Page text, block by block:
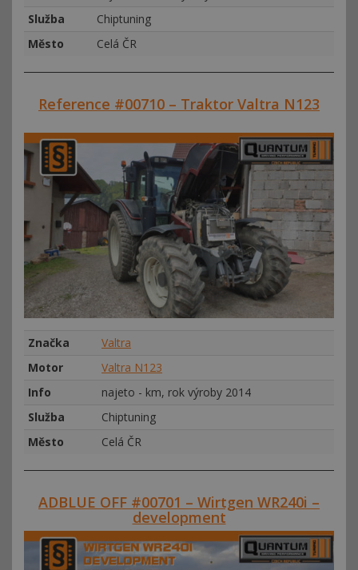
Služba
Chiptuning
Město
Celá ČR
Reference #00710 – Traktor Valtra N123
Značka
Valtra
Motor
Valtra N123
Info
najeto - km, rok výroby 2014
Služba
Chiptuning
Město
Celá ČR
ADBLUE OFF #00701 – Wirtgen WR240i –
development